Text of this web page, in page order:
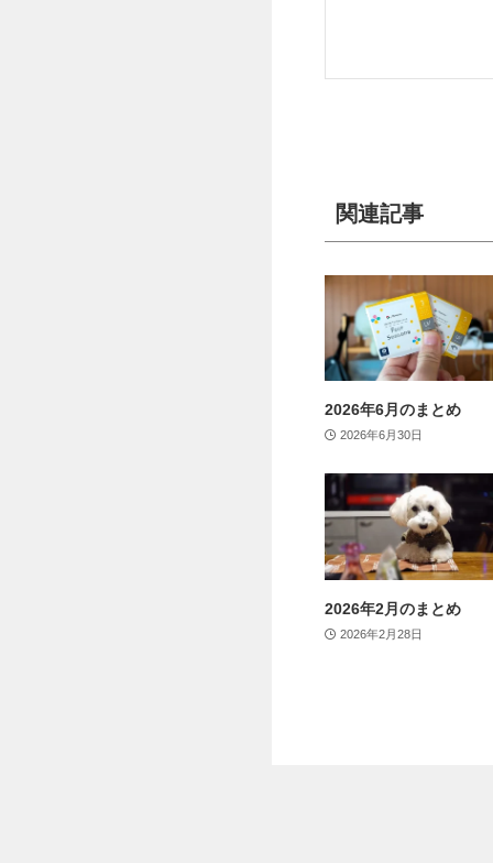
関連記事
2026年6月のまとめ
2026年6月30日
2026年2月のまとめ
2026年2月28日